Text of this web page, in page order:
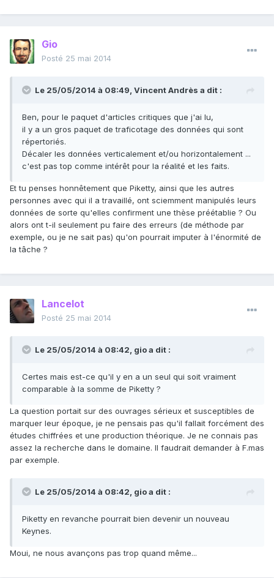
Gio
Posté 25 mai 2014
Le 25/05/2014 à 08:49, Vincent Andrès a dit :
Ben, pour le paquet d'articles critiques que j'ai lu,
il y a un gros paquet de traficotage des données qui sont
répertoriés.
Décaler les données verticalement et/ou horizontalement ...
c'est pas top comme intérêt pour la réalité et les faits.
Et tu penses honnêtement que Piketty, ainsi que les autres
personnes avec qui il a travaillé, ont sciemment manipulés leurs
données de sorte qu'elles confirment une thèse préétablie ? Ou
alors ont t-il seulement pu faire des erreurs (de méthode par
exemple, ou je ne sait pas) qu'on pourrait imputer à l'énormité de
la tâche ?
Lancelot
Posté 25 mai 2014
Le 25/05/2014 à 08:42, gio a dit :
Certes mais est-ce qu'il y en a un seul qui soit vraiment
comparable à la somme de Piketty ?
La question portait sur des ouvrages sérieux et susceptibles de
marquer leur époque, je ne pensais pas qu'il fallait forcément des
études chiffrées et une production théorique. Je ne connais pas
assez la recherche dans le domaine. Il faudrait demander à F.mas
par exemple.
Le 25/05/2014 à 08:42, gio a dit :
Piketty en revanche pourrait bien devenir un nouveau
Keynes.
Moui, ne nous avançons pas trop quand même...